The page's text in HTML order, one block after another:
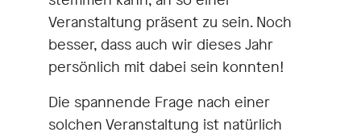
Veranstaltung präsent zu sein. Noch
besser, dass auch wir dieses Jahr
persönlich mit dabei sein konnten!
Die spannende Frage nach einer
solchen Veranstaltung ist natürlich